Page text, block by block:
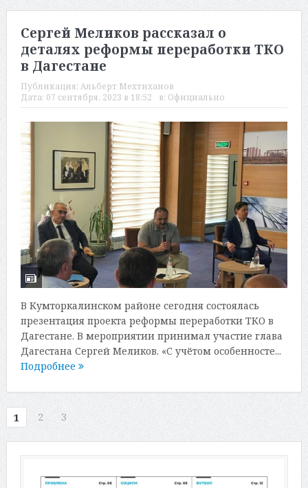
Сергей Меликов рассказал о
деталях реформы переработки ТКО
в Дагестане
Публикация: Альберт Мехтиханов
Дата: 07 сентября, 2023 в 18:52 в: Официально
В Кумторкалинском районе сегодня состоялась
презентация проекта реформы переработки ТКО в
Дагестане. В мероприятии принимал участие глава
Дагестана Сергей Меликов. «С учётом особенносте...
Подробнее
1 2 3